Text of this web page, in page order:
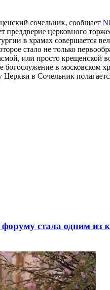
сочельник, сообщает
церковного
в храмах совершается
стало не только
или просто
в
в Сочельник
стала одним